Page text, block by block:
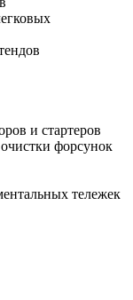
и стартеров
форсунок
тележек